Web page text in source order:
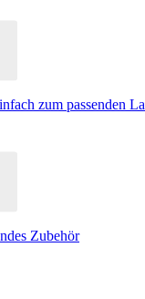
zum passenden
Zubehör